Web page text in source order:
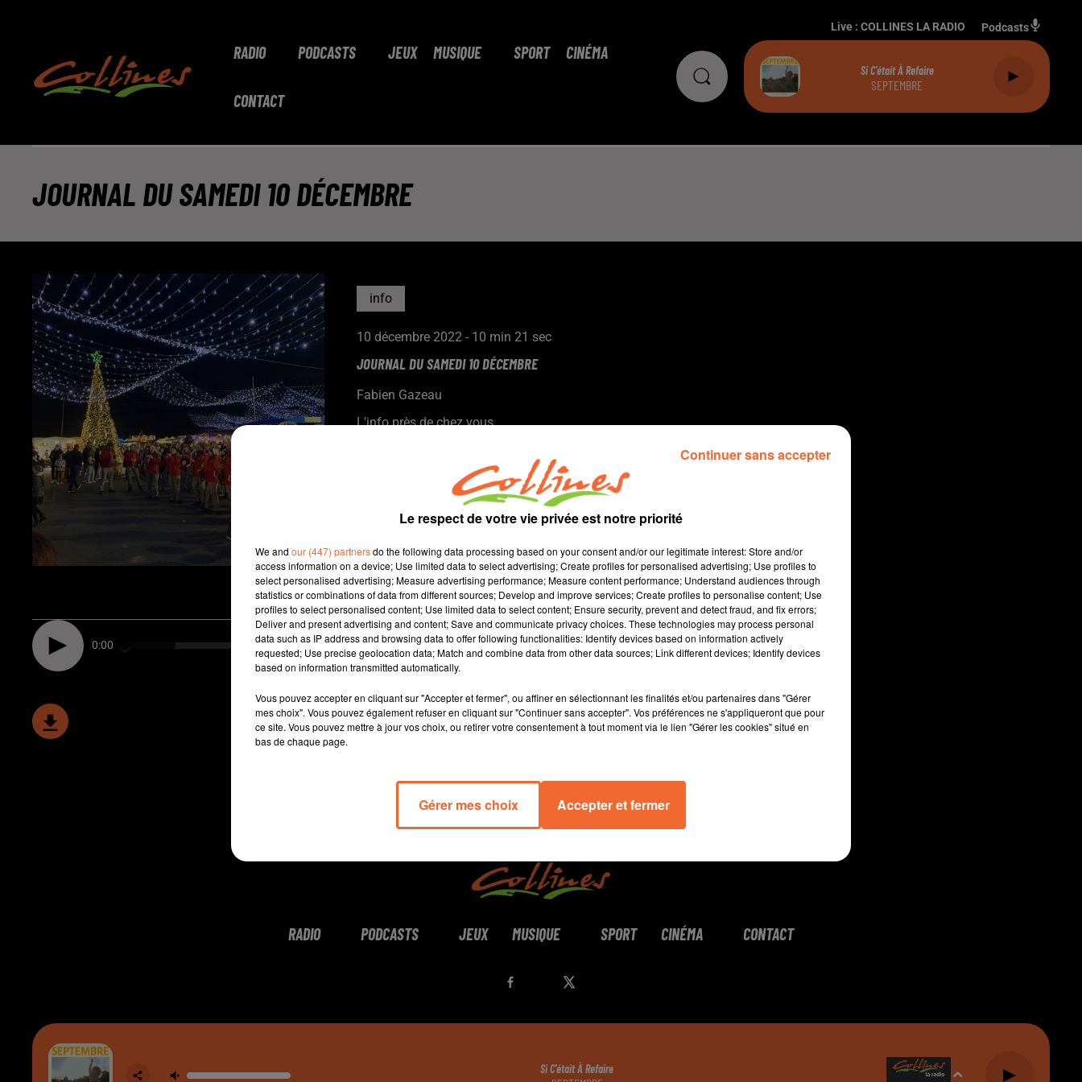
RADIO PODCASTS JEUX MUSIQUE SPORT CINÉMA
CONTACT
Live : COLLINES LA RADIO Podcasts
Si C'était À Refaire
SEPTEMBRE
JOURNAL DU SAMEDI 10 DÉCEMBRE
info
10 décembre 2022 - 10 min 21 sec
JOURNAL DU SAMEDI 10 DÉCEMBRE
Fabien Gazeau
L'info près de chez vous
La Présidente de l’Assemblée nationale en Deux-Sèvres ce
Les marchés de Noël de Nueil-les-Aubiers (photo) et Thouars ce
L'actualité sportive avec la Gambardella pour les jeunes
bressuirais...
0:00 10 min 21 sec
RADIO PODCASTS JEUX MUSIQUE SPORT CINÉMA CONTACT
Si C'était À Refaire
Le respect de votre vie privée est notre priorité
We and our (447) partnersdo the following data processing based on your consent and/or our legitimate interest: Store and/or
access information on a device; Use limited data to select advertising; Create profiles for personalised advertising; Use profiles to
select personalised advertising; Measure advertising performance; Measure content performance; Understand audiences through
statistics or combinations of data from different sources; Develop and improve services; Create profiles to personalise content; Use
profiles to select personalised content; Use limited data to select content; Ensure security, prevent and detect fraud, and fix errors;
Deliver and present advertising and content; Save and communicate privacy choices. These technologies may process personal
data such as IP address and browsing data to offer following functionalities: Identify devices based on information actively
requested; Use precise geolocation data; Match and combine data from other data sources; Link different devices; Identify devices
based on information transmitted automatically.
Vous pouvez accepter en cliquant sur "Accepter et fermer", ou affiner en sélectionnant les finalités et/ou partenaires dans "Gérer
mes choix". Vous pouvez également refuser en cliquant sur "Continuer sans accepter". Vos préférences ne s'appliqueront que pour
ce site. Vous pouvez mettre à jour vos choix, ou retirer votre consentement à tout moment via le lien "Gérer les cookies" situé en
bas de chaque page.
Gérer mes choix Accepter et fermer
Continuer sans accepter